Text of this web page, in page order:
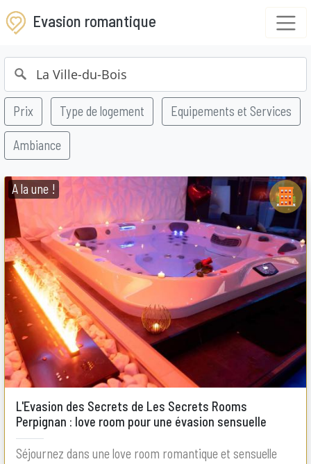
Evasion romantique
Prix Type de logement Equipements et Services
Ambiance
L'Evasion des Secrets de Les Secrets Rooms
Perpignan : love room pour une évasion sensuelle
A la une !
Séjournez dans une love room romantique et sensuelle